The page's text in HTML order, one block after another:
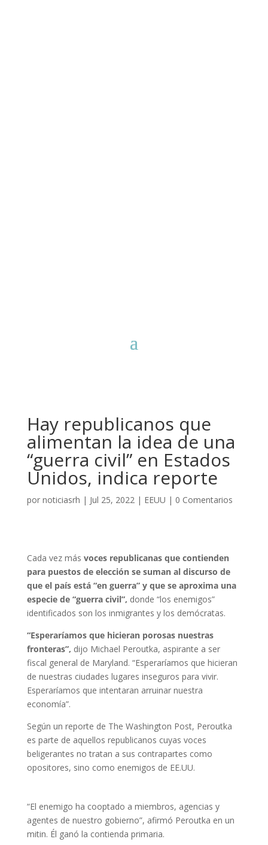
Hay republicanos que
alimentan la idea de una
“guerra civil” en Estados
Unidos, indica reporte
por noticiasrh | Jul 25, 2022| EEUU | 0 Comentarios
Cada vez más voces republicanas que contienden
para puestos de elección se suman al discurso de
que el país está “en guerra” y que se aproxima una
especie de “guerra civil”, donde “los enemigos”
identificados son los inmigrantes y los demócratas.
“Esperaríamos que hicieran porosas nuestras
fronteras”, dijo Michael Peroutka, aspirante a ser
fiscal general de Maryland. “Esperaríamos que hicieran
de nuestras ciudades lugares inseguros para vivir.
Esperaríamos que intentaran arruinar nuestra
economía”.
Según un reporte de The Washington Post, Peroutka
es parte de aquellos republicanos cuyas voces
beligerantes no tratan a sus contrapartes como
opositores, sino como enemigos de EE.UU.
“El enemigo ha cooptado a miembros, agencias y
agentes de nuestro gobierno”, afirmó Peroutka en un
mitin. Él ganó la contienda primaria.